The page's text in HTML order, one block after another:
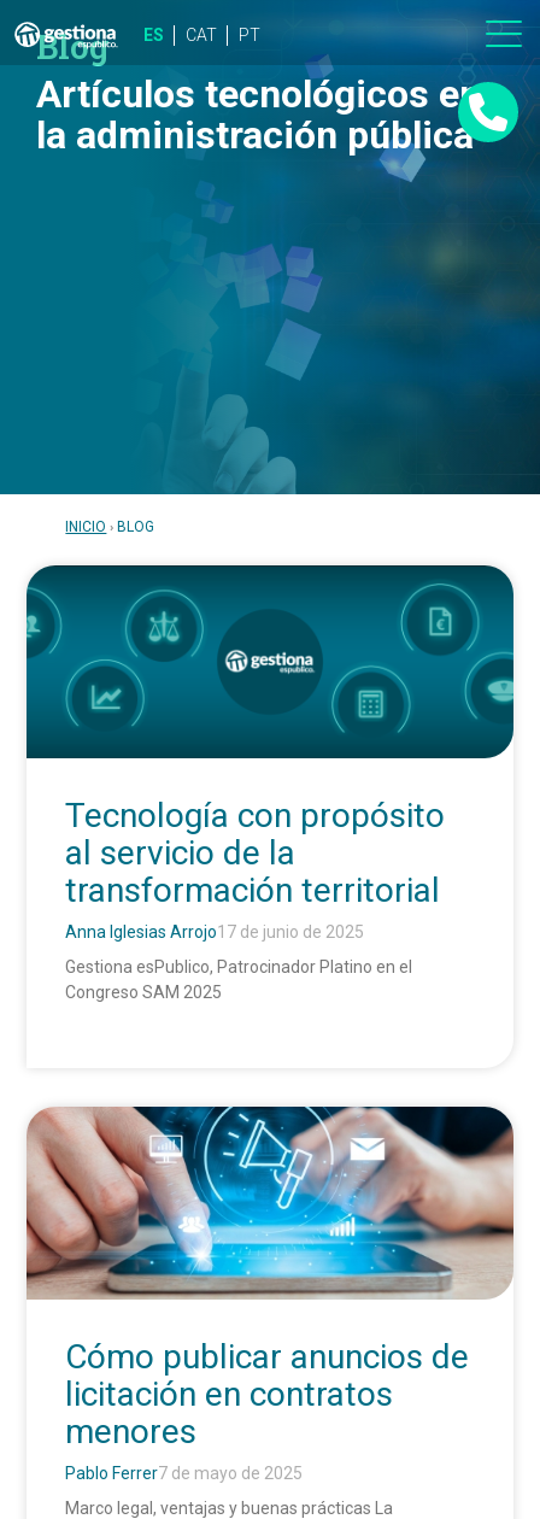
ES CAT PT
Blog
Artículos tecnológicos en
la administración pública
INICIO BLOG
Tecnología con propósito
al servicio de la
transformación territorial
Anna Iglesias Arrojo17 de junio de 2025
Gestiona esPublico, Patrocinador Platino en el
Congreso SAM 2025
Cómo publicar anuncios de
licitación en contratos
menores
Pablo Ferrer7 de mayo de 2025
Marco legal, ventajas y buenas prácticas La